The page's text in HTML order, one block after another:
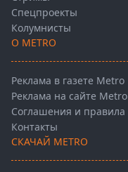
Спецпроекты
Колумнисты
О METRO
Реклама в газете Metro
Реклама на сайте Metro
Соглашения и правила
Контакты
СКАЧАЙ METRO